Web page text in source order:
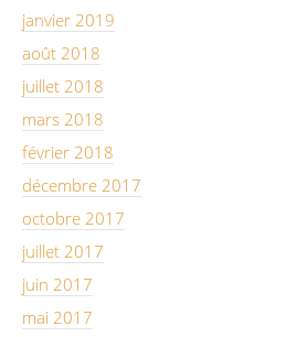
janvier 2019
août 2018
juillet 2018
mars 2018
février 2018
décembre 2017
octobre 2017
juillet 2017
juin 2017
mai 2017